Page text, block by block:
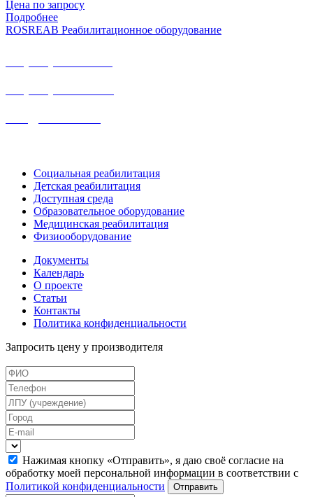
Цена по запросу
Подробнее
ROSREAB Реабилитационное оборудование
Социальная реабилитация
Детская реабилитация
Доступная среда
Образовательное оборудование
Медицинская реабилитация
Физиооборудование
Документы
Календарь
О проекте
Статьи
Контакты
Политика конфиденциальности
Запросить цену у производителя
Нажимая кнопку «Отправить», я даю своё согласие на
обработку моей персональной информации в соответствии с
Политикой конфиденциальности
Отправить